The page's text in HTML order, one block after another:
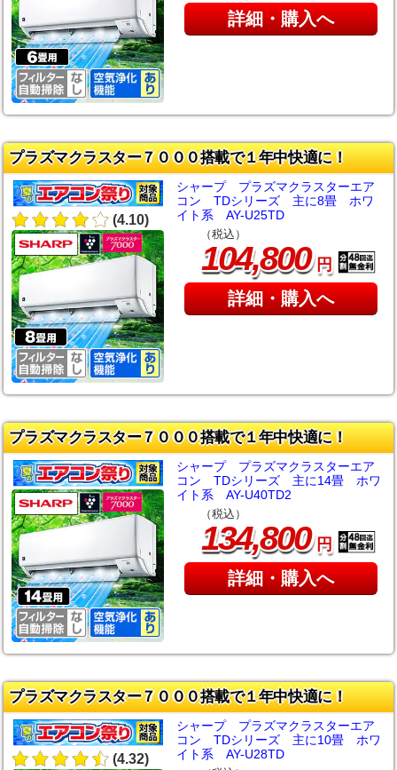
詳細・購入へ
プラズマクラスター７０００搭載で１年中快適に！
(4.10)
シャープ プラズマクラスターエア
コン TDシリーズ 主に8畳 ホワ
イト系 AY-U25TD
（税込）
104,800円
詳細・購入へ
プラズマクラスター７０００搭載で１年中快適に！
シャープ プラズマクラスターエア
コン TDシリーズ 主に14畳 ホワ
イト系 AY-U40TD2
（税込）
134,800円
詳細・購入へ
プラズマクラスター７０００搭載で１年中快適に！
(4.32)
シャープ プラズマクラスターエア
コン TDシリーズ 主に10畳 ホワ
イト系 AY-U28TD